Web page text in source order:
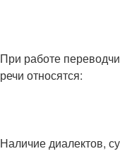
При работе
речи относятся:
Наличие диалектов,